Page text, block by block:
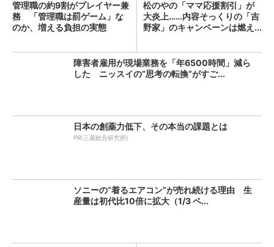
管理職の約9割がプレイヤー兼
務 「管理職は罰ゲーム」な
のか、増える負担の実態
松のやの「ママ応援割引」が
大炎上……内容そっくりの「吉
野家」のキャンペーンは燃え...
障害者雇用が現場業務を「年6500時間」減ら
した ニッスイの“思考の転換”がすご...
日本の創薬力低下、その本当の課題とは
PR(三菱総合研究所)
ソニーの“着るエアコン”が売れ続ける理由 生
産量は初代比10倍に拡大（1/3 ペ...